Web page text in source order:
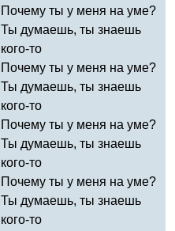
Почему ты у меня на уме?
Ты думаешь, ты знаешь
кого-то
Почему ты у меня на уме?
Ты думаешь, ты знаешь
кого-то
Почему ты у меня на уме?
Ты думаешь, ты знаешь
кого-то
Почему ты у меня на уме?
Ты думаешь, ты знаешь
кого-то